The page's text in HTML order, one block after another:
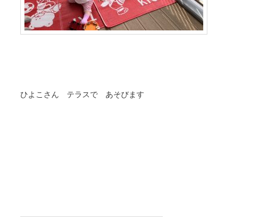
ひよこさん テラスで あそびます